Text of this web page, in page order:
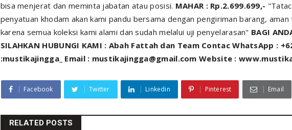
bisa menjerat dan meminta jabatan atau posisi. MAHAR : Rp.2.699.699,-
penyatuan khodam akan kami pandu bersama dengan pengiriman barang,
karena semua koleksi kami alami dan sudah melalui uji penyelarasan" BAGI
SILAHKAN HUBUNGI KAMI : Abah Fattah dan Team Contac WhatsApp :
:mustikajingga_ Email : mustikajingga@gmail.com Website :
Facebook Twitter Linkedin Pinterest Email
RELATED POSTS